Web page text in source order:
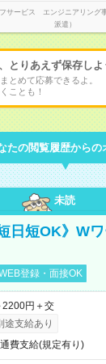
サービス エンジニアリング
派遣）
とりあえず保存しよ
とめて応募できるよ。
ことも！
たの閲覧履歴からの
未読
日短OK》W
登録・面接OK
円＋交
途支給あり
費支給(規定有り)